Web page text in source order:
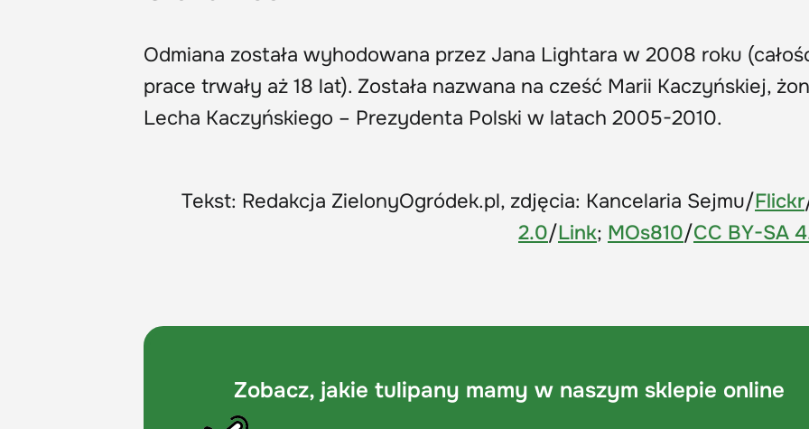
Odmiana została wyhodowana przez Jana Lightara w 2008 roku
prace trwały aż 18 lat). Została nazwana na cześć Marii Kaczyńskiej,
Lecha Kaczyńskiego – Prezydenta Polski w latach 2005-2010.
Tekst: Redakcja ZielonyOgródek.pl, zdjęcia: Kancelaria Sejmu/Flickr
2.0/Link; MOs810/CC BY-SA
Zobacz, jakie tulipany mamy w naszym sklepie online